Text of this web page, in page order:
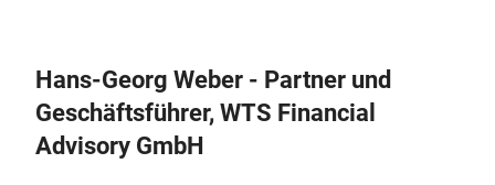
Hans-Georg Weber - Partner und
Geschäftsführer, WTS Financial
Advisory GmbH